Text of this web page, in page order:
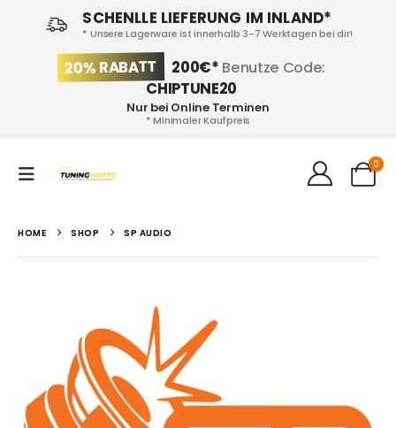
SCHENLLE LIEFERUNG IM INLAND*
* Unsere Lagerware ist innerhalb 3-7 Werktagen bei dir!
20% RABATT 200€* Benutze Code:
CHIPTUNE20
Nur bei Online Terminen
* Minimaler Kaufpreis
0
HOME SHOP SP AUDIO